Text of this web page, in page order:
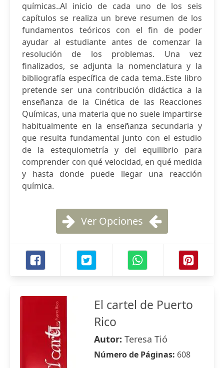
químicas..Al inicio de cada uno de los seis
capítulos se realiza un breve resumen de los
fundamentos teóricos con el fin de poder
ayudar al estudiante antes de comenzar la
resolución de los problemas. Una vez
finalizados, se adjunta la nomenclatura y la
bibliografía específica de cada tema..Este libro
pretende ser una contribución didáctica a la
enseñanza de la Cinética de las Reacciones
Químicas, una materia que no suele impartirse
habitualmente en la enseñanza secundaria y
que resulta fundamental junto con el estudio
de la estequiometría y del equilibrio para
comprender con qué velocidad, en qué medida
y hasta donde puede llegar una reacción
química.
Ver Opciones
El cartel de Puerto
Rico
Autor: Teresa Tió
Número de Páginas: 608